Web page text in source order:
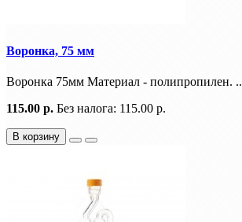
Воронка, 75 мм
Воронка 75мм Материал - полипропилен. ..
115.00 р. Без налога: 115.00 р.
В корзину